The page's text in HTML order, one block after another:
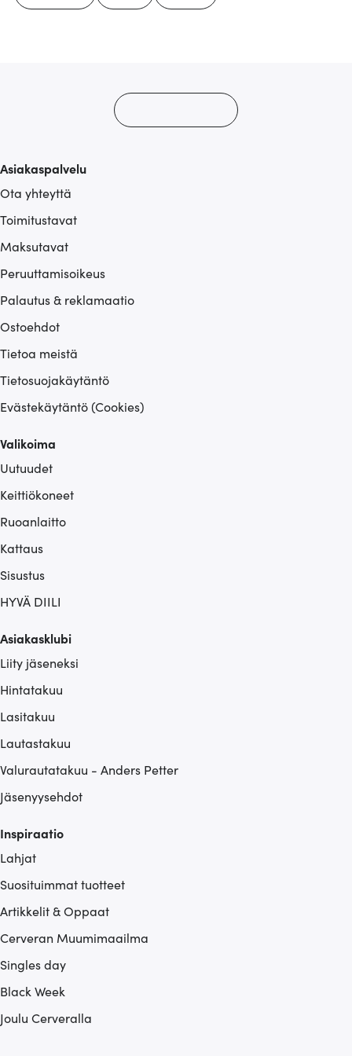
Asiakaspalvelu
Ota yhteyttä
Toimitustavat
Maksutavat
Peruuttamisoikeus
Palautus & reklamaatio
Ostoehdot
Tietoa meistä
Tietosuojakäytäntö
Evästekäytäntö (Cookies)
Valikoima
Uutuudet
Keittiökoneet
Ruoanlaitto
Kattaus
Sisustus
HYVÄ DIILI
Asiakasklubi
Liity jäseneksi
Hintatakuu
Lasitakuu
Lautastakuu
Valurautatakuu - Anders Petter
Jäsenyysehdot
Inspiraatio
Lahjat
Suosituimmat tuotteet
Artikkelit & Oppaat
Cerveran Muumimaailma
Singles day
Black Week
Joulu Cerveralla